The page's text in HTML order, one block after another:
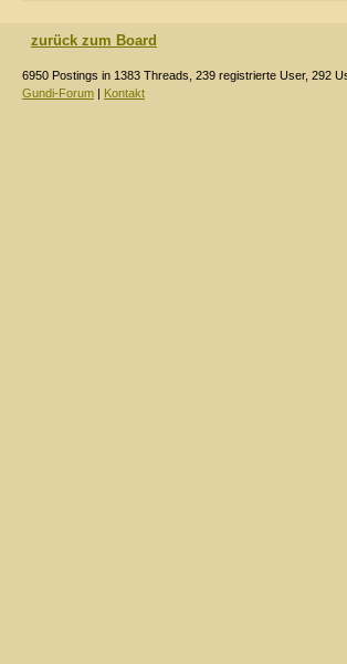
zurück zum Board
6950 Postings in 1383 Threads, 239 registrierte User, 292
Gundi-Forum | Kontakt